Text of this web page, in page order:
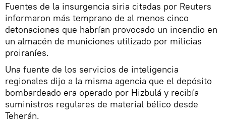
Fuentes de la insurgencia siria citadas por Reuters
informaron más temprano de al menos cinco
detonaciones que habrían provocado un incendio en
un almacén de municiones utilizado por milicias
proiraníes.
Una fuente de los servicios de inteligencia
regionales dijo a la misma agencia que el depósito
bombardeado era operado por Hizbulá y recibía
suministros regulares de material bélico desde
Teherán.